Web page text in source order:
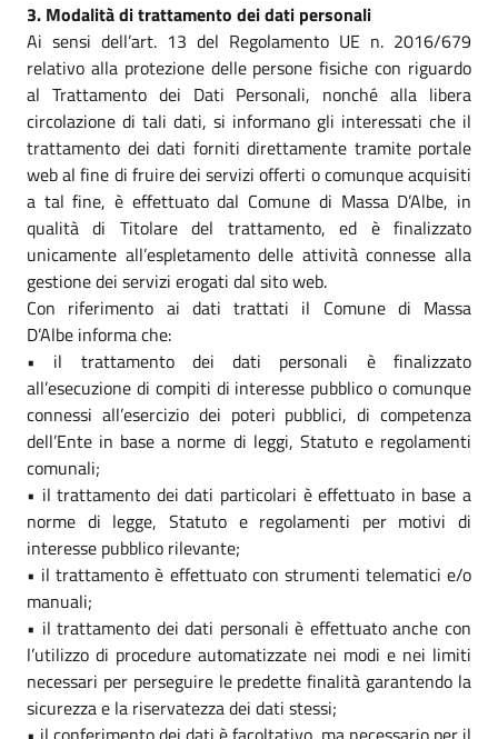
3. Modalità di trattamento dei dati personali
Ai sensi dell’art. 13 del Regolamento UE n. 2016/679
relativo alla protezione delle persone fisiche con riguardo
al Trattamento dei Dati Personali, nonché alla libera
circolazione di tali dati, si informano gli interessati che il
trattamento dei dati forniti direttamente tramite portale
web al fine di fruire dei servizi offerti o comunque acquisiti
a tal fine, è effettuato dal Comune di Massa D’Albe, in
qualità di Titolare del trattamento, ed è finalizzato
unicamente all’espletamento delle attività connesse alla
gestione dei servizi erogati dal sito web.
Con riferimento ai dati trattati il Comune di Massa
D’Albe informa che:
• il trattamento dei dati personali è finalizzato
all’esecuzione di compiti di interesse pubblico o comunque
connessi all’esercizio dei poteri pubblici, di competenza
dell’Ente in base a norme di leggi, Statuto e regolamenti
comunali;
• il trattamento dei dati particolari è effettuato in base a
norme di legge, Statuto e regolamenti per motivi di
interesse pubblico rilevante;
• il trattamento è effettuato con strumenti telematici e/o
manuali;
• il trattamento dei dati personali è effettuato anche con
l’utilizzo di procedure automatizzate nei modi e nei limiti
necessari per perseguire le predette finalità garantendo la
sicurezza e la riservatezza dei dati stessi;